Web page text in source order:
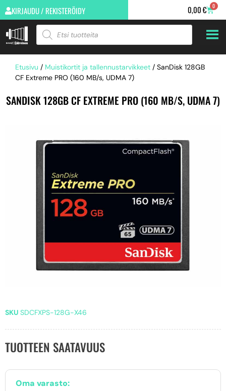
KIRJAUDU / REKISTERÖIDY 0,00€ 0
Etusivu / Muistikortit ja tallennustarvikkeet / SanDisk 128GB
CF Extreme PRO (160 MB/s, UDMA 7)
SANDISK 128GB CF EXTREME PRO (160 MB/S, UDMA 7)
SKU SDCFXPS-128G-X46
TUOTTEEN SAATAVUUS
Oma varasto: